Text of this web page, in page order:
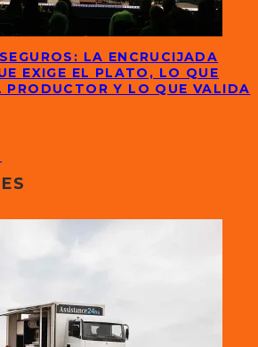
LA ENCRUCIJADA
EXIGE EL PLATO, LO QUE
PRODUCTOR Y LO QUE VALIDA